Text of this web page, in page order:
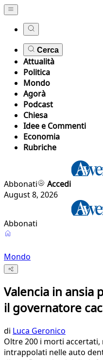
Cerca
Attualità
Politica
Mondo
Agorà
Podcast
Chiesa
Idee e Commenti
Economia
Rubriche
Abbonati
Accedi
August 8, 2026
Abbonati
Mondo
Valencia in ansia
il governatore
di Luca Geronico
Oltre 200 i morti
intrappolati nelle auto